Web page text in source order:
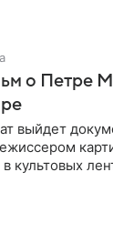
о Петре
выйдет
культовых